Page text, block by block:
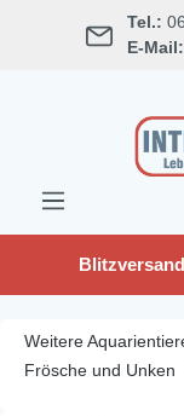
springen Tel.:
E-Mail:
Blitzversand
Weitere
Frösche und Unken